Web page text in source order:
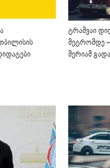
ტრამვაი
მეტრომდე
მერიამ